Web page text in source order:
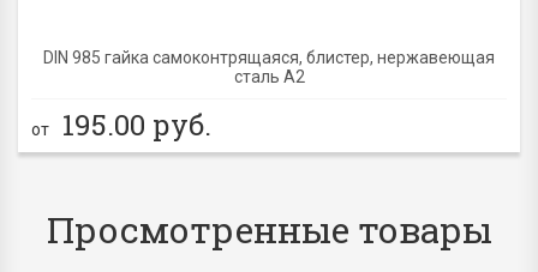
DIN 985 гайка самоконтрящаяся, блистер, нержавеющая
сталь A2
от 195.00 руб.
Просмотренные товары